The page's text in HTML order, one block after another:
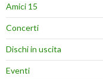
Amici 15
Concerti
Dischi in uscita
Eventi